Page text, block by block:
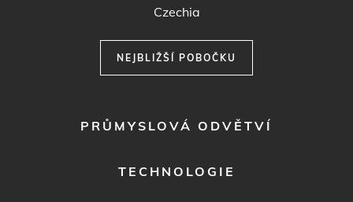
Czechia
NEJBLIŽŠÍ POBOČKU
PRŮMYSLOVÁ ODVĚTVÍ
TECHNOLOGIE